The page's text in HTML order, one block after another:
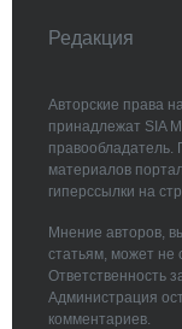
Редакция
Авторские права
принадлежат SIA
правообладатель.
материалов
гиперссылки на
Мнение авторов,
статьям, может не
Ответственность
Администрация
комментариев.